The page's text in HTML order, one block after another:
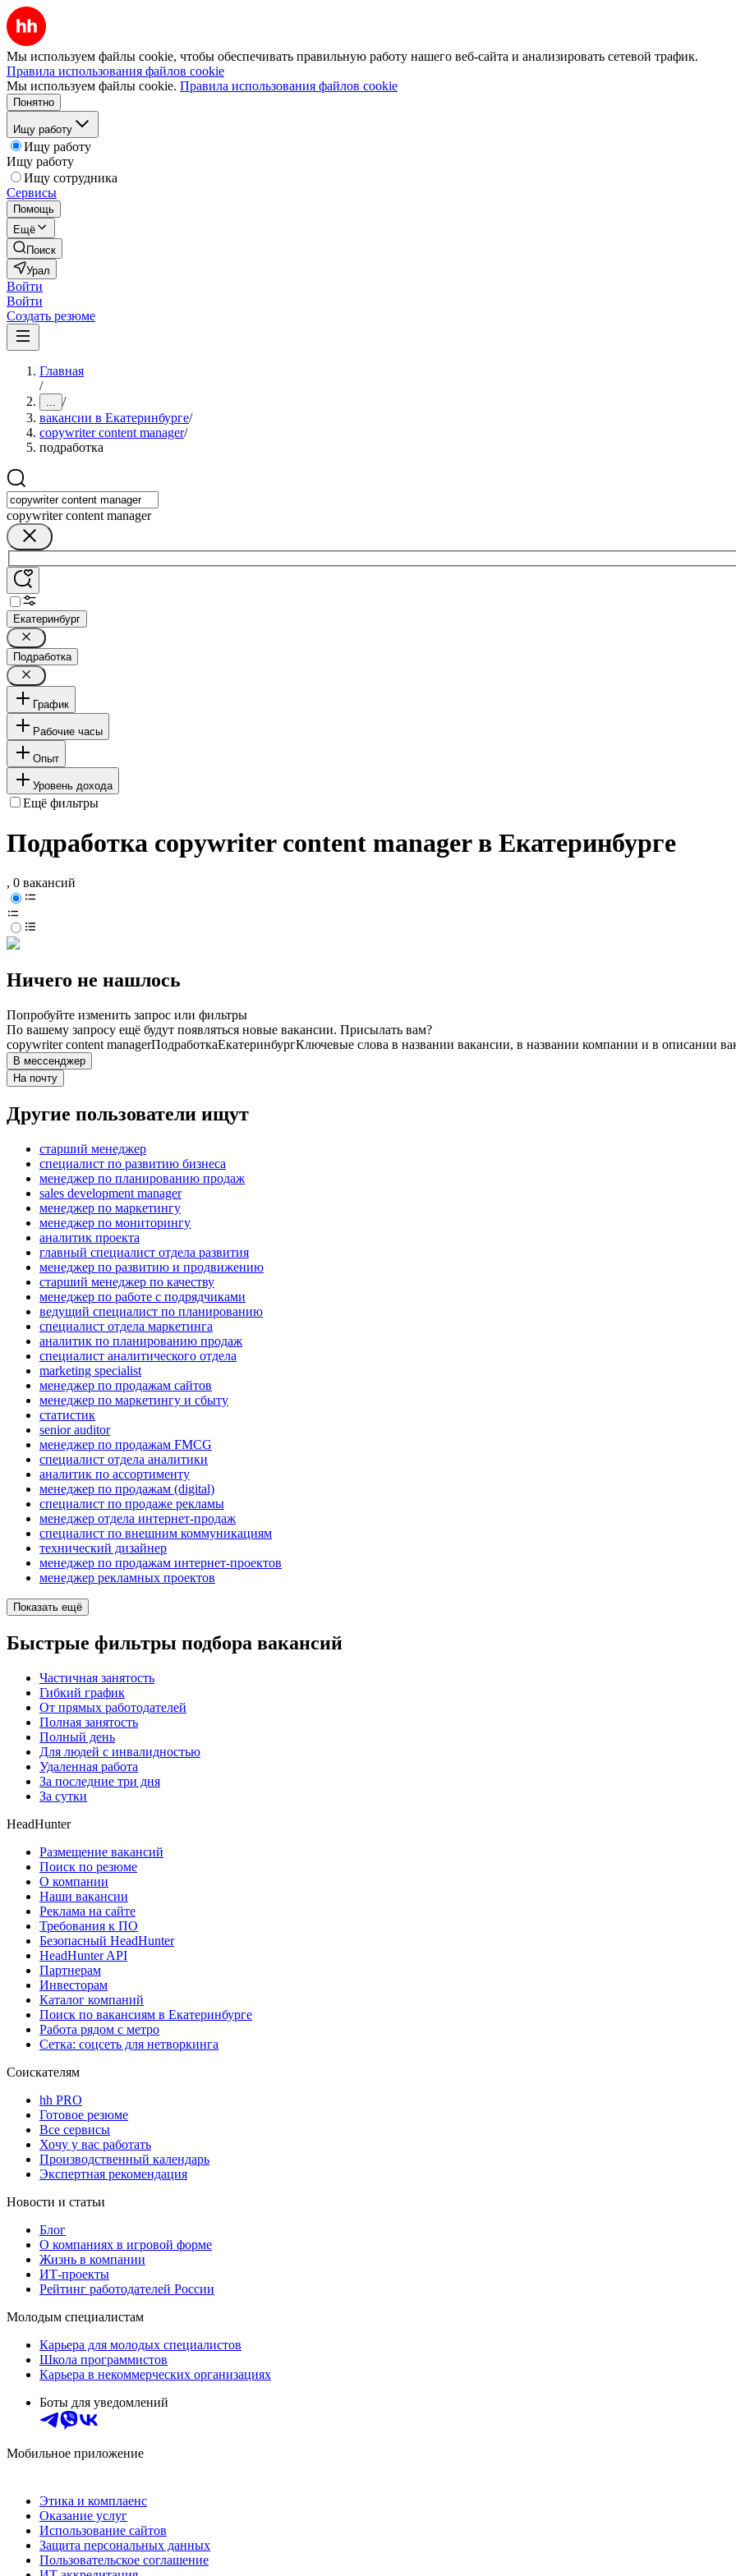
Мы используем файлы cookie, чтобы обеспечивать правильную работу нашего веб-сайта и анализировать сетевой трафик.
Правила использования файлов cookie
Мы используем файлы cookie. Правила использования файлов cookie
Понятно
Ищу работу
Ищу работу
Ищу работу
Ищу сотрудника
Сервисы
Помощь
Ещё
Поиск
Урал
Войти
Войти
Создать резюме
Главная
/
... /
вакансии в Екатеринбурге/
copywriter content manager/
подработка
copywriter content manager
Екатеринбург
Подработка
График
Рабочие часы
Опыт
Уровень дохода
Ещё фильтры
Подработка copywriter content manager в Екатеринбурге
, 0 вакансий
Ничего не нашлось
Попробуйте изменить запрос или фильтры
По вашему запросу ещё будут появляться новые вакансии. Присылать вам?
copywriter content managerПодработкаЕкатеринбургКлючевые слова в названии вакансии, в названии компании и в описании
В мессенджер
На почту
Другие пользователи ищут
старший менеджер
специалист по развитию бизнеса
менеджер по планированию продаж
sales development manager
менеджер по маркетингу
менеджер по мониторингу
аналитик проекта
главный специалист отдела развития
менеджер по развитию и продвижению
старший менеджер по качеству
менеджер по работе с подрядчиками
ведущий специалист по планированию
специалист отдела маркетинга
аналитик по планированию продаж
специалист аналитического отдела
marketing specialist
менеджер по продажам сайтов
менеджер по маркетингу и сбыту
статистик
senior auditor
менеджер по продажам FMCG
специалист отдела аналитики
аналитик по ассортименту
менеджер по продажам (digital)
специалист по продаже рекламы
менеджер отдела интернет-продаж
специалист по внешним коммуникациям
технический дизайнер
менеджер по продажам интернет-проектов
менеджер рекламных проектов
Показать ещё
Быстрые фильтры подбора вакансий
Частичная занятость
Гибкий график
От прямых работодателей
Полная занятость
Полный день
Для людей с инвалидностью
Удаленная работа
За последние три дня
За сутки
HeadHunter
Размещение вакансий
Поиск по резюме
О компании
Наши вакансии
Реклама на сайте
Требования к ПО
Безопасный HeadHunter
HeadHunter API
Партнерам
Инвесторам
Каталог компаний
Поиск по вакансиям в Екатеринбурге
Работа рядом с метро
Сетка: соцсеть для нетворкинга
Соискателям
hh PRO
Готовое резюме
Все сервисы
Хочу у вас работать
Производственный календарь
Экспертная рекомендация
Новости и статьи
Блог
О компаниях в игровой форме
Жизнь в компании
ИТ-проекты
Рейтинг работодателей России
Молодым специалистам
Карьера для молодых специалистов
Школа программистов
Карьера в некоммерческих организациях
Боты для уведомлений
Мобильное приложение
Этика и комплаенс
Оказание услуг
Использование сайтов
Защита персональных данных
Пользовательское соглашение